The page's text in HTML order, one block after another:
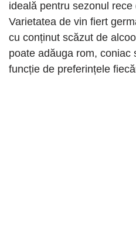
ideală pentru sezonul
Varietatea de vin fiert
cu conținut scăzut de
poate adăuga rom, coniac
funcție de preferințele